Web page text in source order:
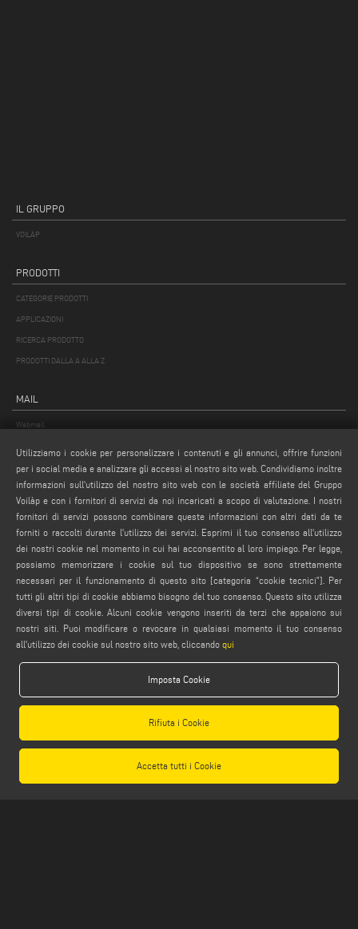
IL GRUPPO
VOILÀP
PRODOTTI
CATEGORIE PRODOTTI
APPLICAZIONI
RICERCA PRODOTTO
PRODOTTI DALLA A ALLA Z
MAIL
Webmail
webmaster@emmegi.com
info@emmegi.com
AVVERTENZE LEGALI
PRIVACY POLICY
NOTE LEGALI
COMPLIANCE
Utilizziamo i cookie per personalizzare i contenuti e gli annunci, offrire funzioni
per i social media e analizzare gli accessi al nostro sito web. Condividiamo inoltre
informazioni sull'utilizzo del nostro sito web con le società affiliate del Gruppo
Voilàp e con i fornitori di servizi da noi incaricati a scopo di valutazione. I nostri
fornitori di servizi possono combinare queste informazioni con altri dati da te
forniti o raccolti durante l'utilizzo dei servizi. Esprimi il tuo consenso all'utilizzo
dei nostri cookie nel momento in cui hai acconsentito al loro impiego. Per legge,
possiamo memorizzare i cookie sul tuo dispositivo se sono strettamente
necessari per il funzionamento di questo sito [categoria “cookie tecnici”]. Per
tutti gli altri tipi di cookie abbiamo bisogno del tuo consenso. Questo sito utilizza
diversi tipi di cookie. Alcuni cookie vengono inseriti da terzi che appaiono sui
nostri siti. Puoi modificare o revocare in qualsiasi momento il tuo consenso
all'utilizzo dei cookie sul nostro sito web, cliccando qui
Imposta Cookie
Rifiuta i Cookie
Accetta tutti i Cookie